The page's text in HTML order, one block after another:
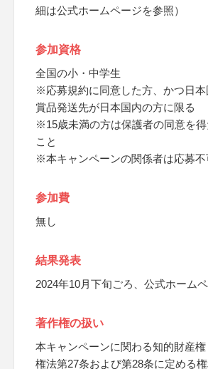
細は公式ホームページを参照）
参加資格
全国の小・中学生
※応募規約に同意した方、かつ日本
賞品発送先が日本国内の方に限る
※15歳未満の方は保護者の同意を
こと
※本キャンペーンの関係者は応募不
参加費
無し
結果発表
2024年10月下旬ごろ、公式ホーム
著作権の扱い
本キャンペーンに関わる知的財産
権法第27条および第28条に定める